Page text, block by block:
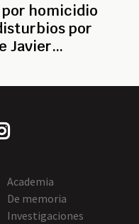
por homicidio
por
Javier
Academia
De memoria
Investigaciones